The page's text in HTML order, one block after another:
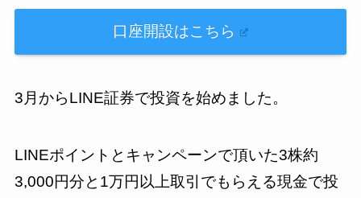
口座開設はこちら
3月からLINE証券で投資を始めました。
LINEポイントとキャンペーンで頂いた3株約
3,000円分と1万円以上取引でもらえる現金で投